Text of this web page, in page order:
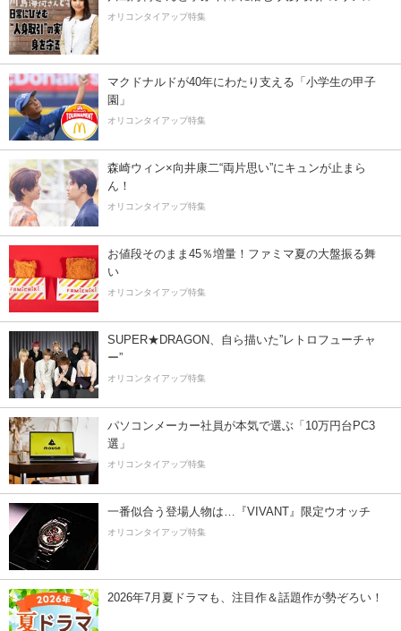
オリコンタイアップ特集
マクドナルドが40年にわたり支える「小学生の甲子
園」
オリコンタイアップ特集
森崎ウィン×向井康二“両片思い”にキュンが止まら
ん！
オリコンタイアップ特集
お値段そのまま45％増量！ファミマ夏の大盤振る舞
い
オリコンタイアップ特集
SUPER★DRAGON、自ら描いた”レトロフューチャ
ー”
オリコンタイアップ特集
パソコンメーカー社員が本気で選ぶ「10万円台PC3
選」
オリコンタイアップ特集
一番似合う登場人物は…『VIVANT』限定ウオッチ
オリコンタイアップ特集
2026年7月夏ドラマも、注目作＆話題作が勢ぞろい！